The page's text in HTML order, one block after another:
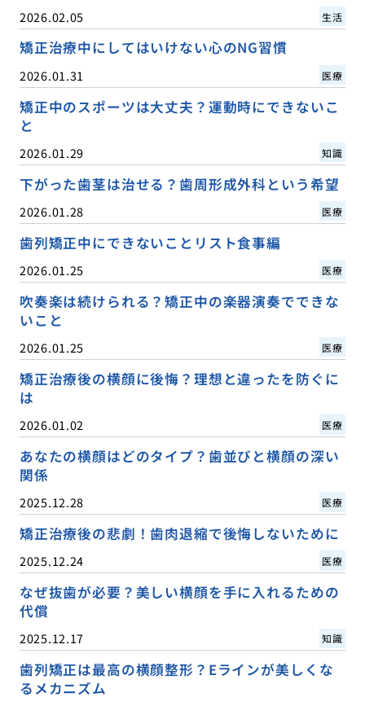
2026.02.05 生活
矯正治療中にしてはいけない心のNG習慣
2026.01.31 医療
矯正中のスポーツは大丈夫？運動時にできないこ
と
2026.01.29 知識
下がった歯茎は治せる？歯周形成外科という希望
2026.01.28 医療
歯列矯正中にできないことリスト食事編
2026.01.25 医療
吹奏楽は続けられる？矯正中の楽器演奏でできな
いこと
2026.01.25 医療
矯正治療後の横顔に後悔？理想と違ったを防ぐに
は
2026.01.02 医療
あなたの横顔はどのタイプ？歯並びと横顔の深い
関係
2025.12.28 医療
矯正治療後の悲劇！歯肉退縮で後悔しないために
2025.12.24 医療
なぜ抜歯が必要？美しい横顔を手に入れるための
代償
2025.12.17 知識
歯列矯正は最高の横顔整形？Eラインが美しくな
るメカニズム